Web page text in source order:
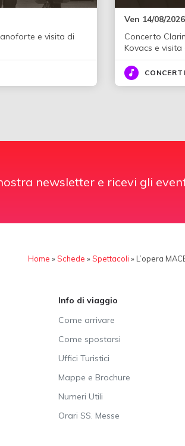
e visita di
Ven 14/08/
Concerto
Kovacs e
CONCERTI
newsletter e ricevi gli
Home »Schede »Spettacoli » L’opera
Info di viaggio
Come arrivare
Come spostarsi
Uffici Turistici
Mappe e Brochure
Numeri Utili
Orari SS. Messe